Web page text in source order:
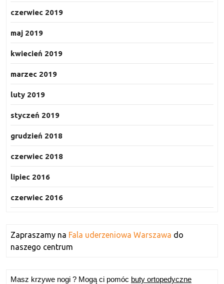
czerwiec 2019
maj 2019
kwiecień 2019
marzec 2019
luty 2019
styczeń 2019
grudzień 2018
czerwiec 2018
lipiec 2016
czerwiec 2016
Zapraszamy na Fala uderzeniowa Warszawa do
naszego centrum
Masz krzywe nogi ? Mogą ci pomóc buty ortopedyczne